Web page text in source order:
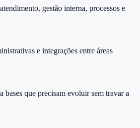
gestão interna, processos e
e integrações entre áreas
bases que precisam evoluir sem travar a